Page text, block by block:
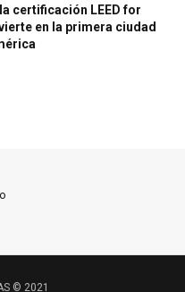
certificación LEED for
en la primera ciudad
© 2021